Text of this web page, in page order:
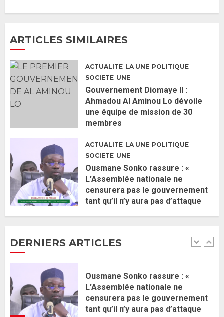
ARTICLES SIMILAIRES
ACTUALITE LA UNE POLITIQUE
SOCIETE UNE
Gouvernement Diomaye II :
Ahmadou Al Aminou Lo dévoile
une équipe de mission de 30
membres
ACTUALITE LA UNE POLITIQUE
SOCIETE UNE
Ousmane Sonko rassure : «
L’Assemblée nationale ne
censurera pas le gouvernement
tant qu’il n’y aura pas d’attaque
DERNIERS ARTICLES
4
5
J’espère me tromper »
26 MAI 2026
1
Gouvernement Diomaye II :
une équipe de mission de 30
membres
2 JUIN 2026 0
2
Ousmane Sonko rassure : «
politique contre Pastef »
Formation du nouveau
gouvernement : PASTEF pose
ses lignes rouges et met en
garde ses responsables